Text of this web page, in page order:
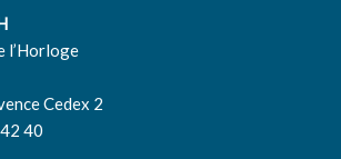
l’Horloge
Cedex 2
40